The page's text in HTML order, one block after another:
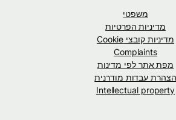
משפטי
מדיניות הפרטיות
מדיניות קובצי Cookie
Complaints
מפת אתר לפי מדינות
הצהרת עבדות מודרנית
Intellectual property